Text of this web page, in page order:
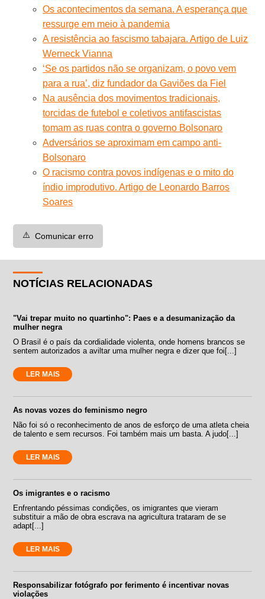
Os acontecimentos da semana. A esperança que
ressurge em meio à pandemia
A resistência ao fascismo tabajara. Artigo de Luiz
Werneck Vianna
‘Se os partidos não se organizam, o povo vem
para a rua’, diz fundador da Gaviões da Fiel
Na ausência dos movimentos tradicionais,
torcidas de futebol e coletivos antifascistas
tomam as ruas contra o governo Bolsonaro
Adversários se aproximam em campo anti-
Bolsonaro
O racismo contra povos indígenas e o mito do
índio improdutivo. Artigo de Leonardo Barros
Soares
⚠️ Comunicar erro
NOTÍCIAS RELACIONADAS
"Vai trepar muito no quartinho": Paes e a desumanização da
mulher negra
O Brasil é o país da cordialidade violenta, onde homens brancos se
sentem autorizados a aviltar uma mulher negra e dizer que foi[...]
LER MAIS
As novas vozes do feminismo negro
Não foi só o reconhecimento de anos de esforço de uma atleta cheia
de talento e sem recursos. Foi também mais um basta. A judo[...]
LER MAIS
Os imigrantes e o racismo
Enfrentando péssimas condições, os imigrantes que vieram
substituir a mão de obra escrava na agricultura trataram de se
adapt[...]
LER MAIS
Responsabilizar fotógrafo por ferimento é incentivar novas
violações